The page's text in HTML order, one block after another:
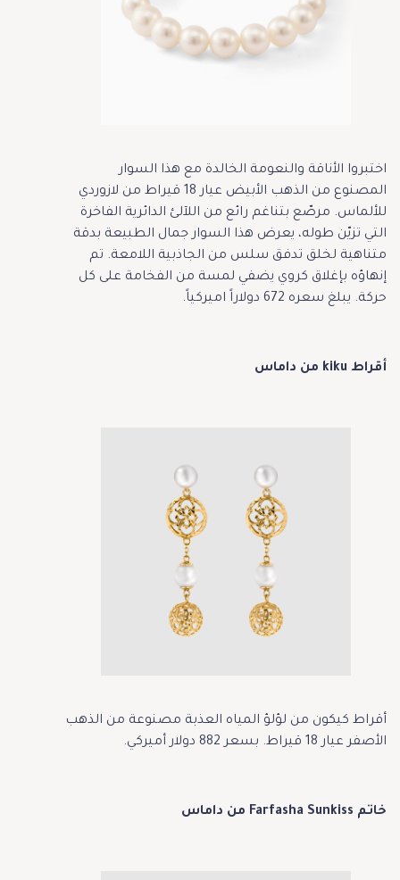
اختبروا الأناقة والنعومة الخالدة مع هذا السوار
المصنوع من الذهب الأبيض عيار 18 قيراط من لازوردي
للألماس. مرصّع بتناغم رائع من اللآلئ الدائرية الفاخرة
التي تزيّن طوله، يعرض هذا السوار جمال الطبيعة بدقة
متناهية لخلق تدفق سلس من الجاذبية اللامعة. تم
إنهاؤه بإغلاق كروي يضفي لمسة من الفخامة على كل
حركة. يبلغ سعره 672 دولاراً اميركياً.
أقراط kiku من داماس
أقراط كيكون من لؤلؤ المياه العذبة مصنوعة من الذهب
الأصفر عيار 18 قيراط. بسعر 882 دولار أميركي.
خاتم Farfasha Sunkiss من داماس